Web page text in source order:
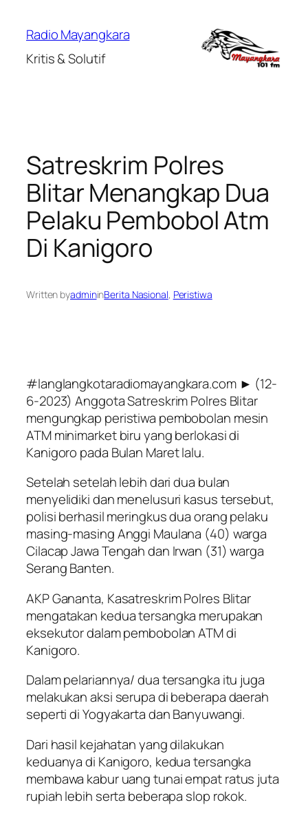
Radio Mayangkara
Kritis & Solutif
Satreskrim Polres
Blitar Menangkap Dua
Pelaku Pembobol Atm
Di Kanigoro
Written byadmininBerita Nasional, Peristiwa
#langlangkotaradiomayangkara.com ► (12-
6-2023) Anggota Satreskrim Polres Blitar
mengungkap peristiwa pembobolan mesin
ATM minimarket biru yang berlokasi di
Kanigoro pada Bulan Maret lalu.
Setelah setelah lebih dari dua bulan
menyelidiki dan menelusuri kasus tersebut,
polisi berhasil meringkus dua orang pelaku
masing-masing Anggi Maulana (40) warga
Cilacap Jawa Tengah dan Irwan (31) warga
Serang Banten.
AKP Gananta, Kasatreskrim Polres Blitar
mengatakan kedua tersangka merupakan
eksekutor dalam pembobolan ATM di
Kanigoro.
Dalam pelariannya/ dua tersangka itu juga
melakukan aksi serupa di beberapa daerah
seperti di Yogyakarta dan Banyuwangi.
Dari hasil kejahatan yang dilakukan
keduanya di Kanigoro, kedua tersangka
membawa kabur uang tunai empat ratus juta
rupiah lebih serta beberapa slop rokok.